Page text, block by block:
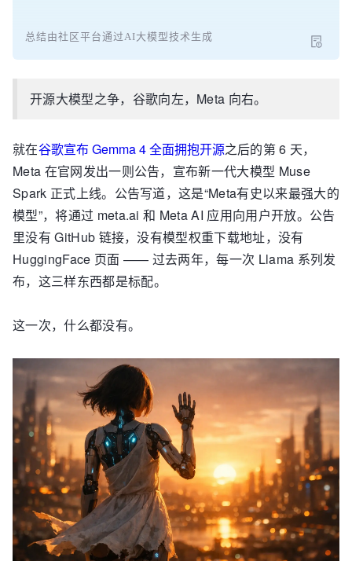
总结由社区平台通过AI大模型技术生成
开源大模型之争，谷歌向左，Meta 向右。
就在谷歌宣布 Gemma 4 全面拥抱开源之后的第 6 天，
Meta 在官网发出一则公告，宣布新一代大模型 Muse
Spark 正式上线。公告写道，这是“Meta有史以来最强大的
模型”，将通过 meta.ai 和 Meta AI 应用向用户开放。公告
里没有 GitHub 链接，没有模型权重下载地址，没有
HuggingFace 页面 —— 过去两年，每一次 Llama 系列发
布，这三样东西都是标配。
这一次，什么都没有。